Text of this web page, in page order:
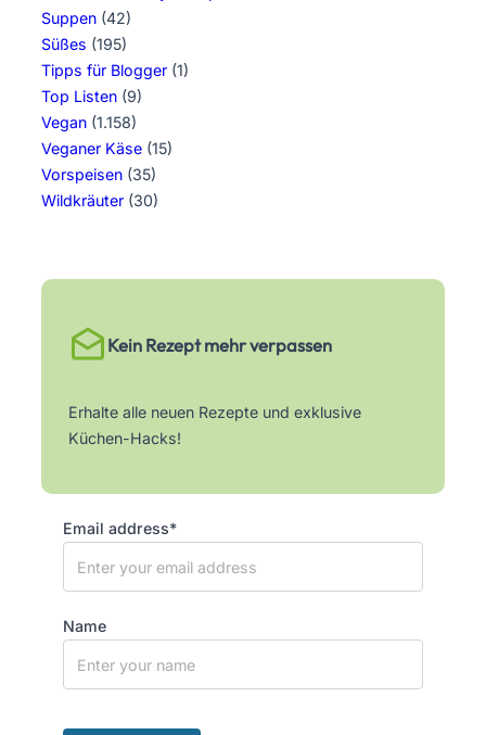
Suppen (42)
Süßes (195)
Tipps für Blogger (1)
Top Listen (9)
Vegan (1.158)
Veganer Käse (15)
Vorspeisen (35)
Wildkräuter (30)
Kein Rezept mehr verpassen
Erhalte alle neuen Rezepte und exklusive
Küchen-Hacks!
Email address*
Name